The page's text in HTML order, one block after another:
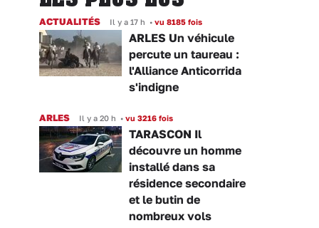
ACTUALITÉS Il y a 17 h • vu 8185 fois
ARLES Un véhicule
percute un taureau :
l'Alliance Anticorrida
s'indigne
ARLES Il y a 20 h • vu 3216 fois
TARASCON Il
découvre un homme
installé dans sa
résidence secondaire
et le butin de
nombreux vols